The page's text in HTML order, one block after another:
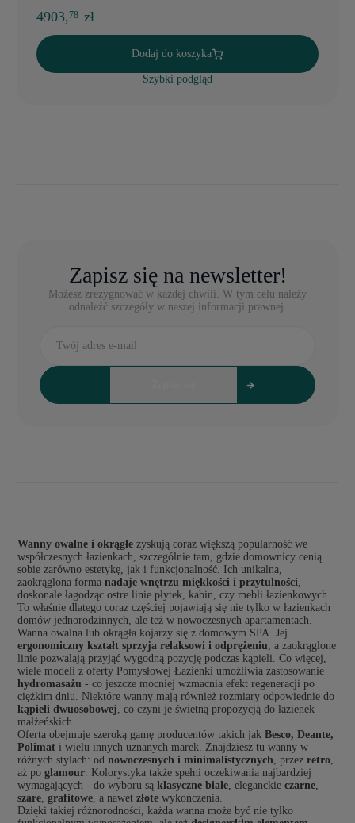
4903,78 zł
Dodaj do koszyka
Szybki podgląd
Zapisz się na newsletter!
Możesz zrezygnować w każdej chwili. W tym celu należy
odnaleźć szczegóły w naszej informacji prawnej.
Wanny owalne i okrągłe zyskują coraz większą popularność we
współczesnych łazienkach, szczególnie tam, gdzie domownicy cenią
sobie zarówno estetykę, jak i funkcjonalność. Ich unikalna,
zaokrąglona formanadaje wnętrzu miękkości i przytulności,
doskonale łagodząc ostre linie płytek, kabin, czy mebli łazienkowych.
To właśnie dlatego coraz częściej pojawiają się nie tylko w łazienkach
domów jednorodzinnych, ale też w nowoczesnych apartamentach.
Wanna owalna lub okrągła kojarzy się z domowym SPA. Jej
ergonomiczny kształt sprzyja relaksowi i odprężeniu, a zaokrąglone
linie pozwalają przyjąć wygodną pozycję podczas kąpieli. Co więcej,
wiele modeli z oferty Pomysłowej Łazienki umożliwia zastosowanie
hydromasażu - co jeszcze mocniej wzmacnia efekt regeneracji po
ciężkim dniu. Niektóre wanny mają również rozmiary odpowiednie do
kąpieli dwuosobowej, co czyni je świetną propozycją do łazienek
małżeńskich.
Oferta obejmuje szeroką gamę producentów takich jakBesco, Deante,
Polimat i wielu innych uznanych marek. Znajdziesz tu wanny w
różnych stylach: odnowoczesnych i minimalistycznych, przezretro,
aż poglamour. Kolorystyka także spełni oczekiwania najbardziej
wymagających - do wyboru sąklasyczne białe, eleganckieczarne,
szare,grafitowe, a nawetzłote wykończenia.
Dzięki takiej różnorodności, każda wanna może być nie tylko